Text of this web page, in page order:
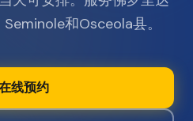
和Osceola县。
线预约